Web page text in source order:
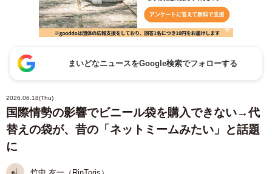
まいどなニュースをGoogle検索でフォローする
2026.06.18(Thu)
国際情勢の影響でビニール袋を購入できない→代
替えの袋が、昔の「ネットミームみたい」と話題
に
竹中 友一（RinToris）